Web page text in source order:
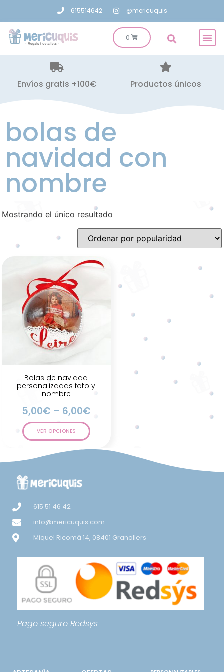
615514642 @mericuquis
Envíos gratis +100€ Productos únicos
bolas de
navidad con
nombre
Mostrando el único resultado
Bolas de navidad
personalizadas foto y
nombre
5,00€ – 6,00€
VER OPCIONES
615 51 46 42
info@mericuquis.com
Miquel Ricomà 14, 08401 Granollers
Pago seguro Redsys